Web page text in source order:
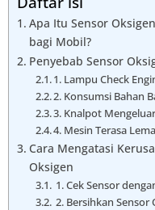
Apa Itu Sensor
bagi Mobil?
Penyebab Sensor
1. Lampu Check
2. Konsumsi Bahan
3. Knalpot
4. Mesin Terasa
Cara Mengatasi
Oksigen
1. Cek Sensor
2. Bersihkan Sensor